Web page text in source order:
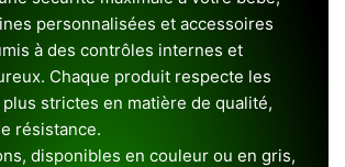
personnalisées et accessoires
à des contrôles internes et
Chaque produit respecte les
strictes en matière de qualité,
résistance.
disponibles en couleur ou en gris,